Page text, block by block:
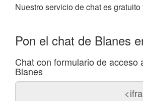
Nuestro servicio de chat es
Pon el chat de Blanes
Chat con formulario de acceso
Blanes
Código